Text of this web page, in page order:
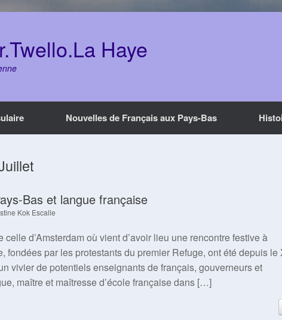
Haye
Nouvelles de Français aux Pays-Bas
Bas et langue française
Kok Escalle
d’Amsterdam où vient d’avoir lieu une rencontre festive à
fondées par les protestants du premier Refuge, ont été depuis le
vivier de potentiels enseignants de français, gouverneurs et
maître et maîtresse d’école française dans […]